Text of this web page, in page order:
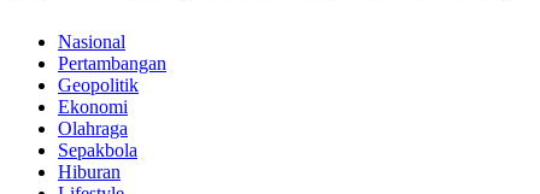
Nasional
Pertambangan
Geopolitik
Ekonomi
Olahraga
Sepakbola
Hiburan